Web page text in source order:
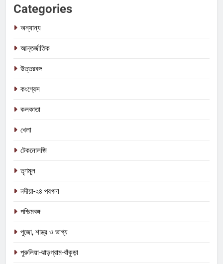
Categories
অন্যান্য
আন্তর্জাতিক
উত্তরবঙ্গ
কংগ্রেস
কলকাতা
খেলা
টেকনোলজি
তৃণমূল
নদীয়া-২৪ পরগনা
পশ্চিমবঙ্গ
পুজো, শাস্ত্র ও ভাগ্য
পুরুলিয়া-ঝাড়গ্রাম-বাঁকুড়া